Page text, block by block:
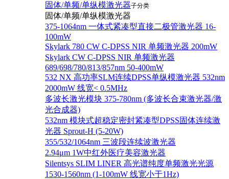
固体/单频/单纵模激光器子分类
固体/单频/单纵模激光器
375-1064nm 一体式紧凑型直接二极管激光器 16-
100mW
Skylark 780 CW C-DPSS NIR 单频激光器 200mW
Skylark CW C-DPSS NIR 单频激光器
689/698/780/813/857nm 50-400mW
532 NX 高功率SLM连续DPSS单纵模激光器 532nm
2000mW 线宽< 0.5MHz
多波长激光模块 375-780nm (多波长合束激光器/激
光合成器)
532nm 模块式超稳定密封紧凑型DPSS固体连续激
光器 Sprout-H (5-20W)
355/532/1064nm 三波段连续波激光器
2.94μm 1W中红外医疗美容激光器
Silentsys SLIM LINER 高光谱纯度单频激光光源
1530-1560nm (1-100mW 线宽小于1Hz)